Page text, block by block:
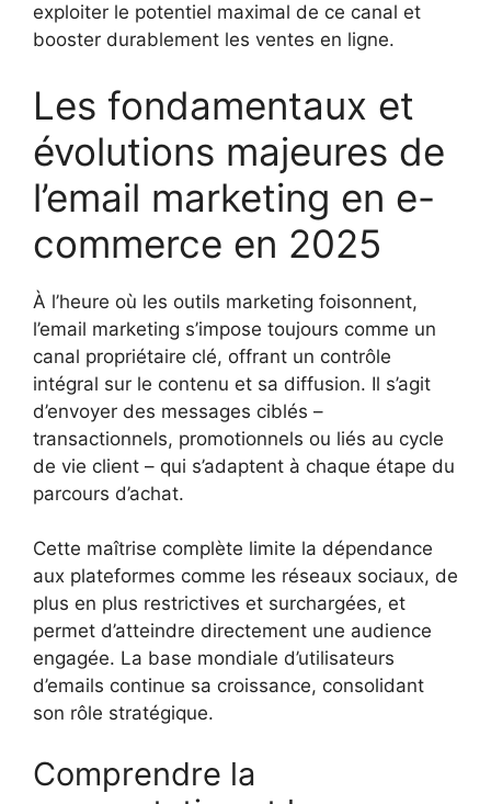
exploiter le potentiel maximal de ce canal et
booster durablement les ventes en ligne.
Les fondamentaux et
évolutions majeures de
l’email marketing en e-
commerce en 2025
À l’heure où les outils marketing foisonnent,
l’email marketing s’impose toujours comme un
canal propriétaire clé, offrant un contrôle
intégral sur le contenu et sa diffusion. Il s’agit
d’envoyer des messages ciblés –
transactionnels, promotionnels ou liés au cycle
de vie client – qui s’adaptent à chaque étape du
parcours d’achat.
Cette maîtrise complète limite la dépendance
aux plateformes comme les réseaux sociaux, de
plus en plus restrictives et surchargées, et
permet d’atteindre directement une audience
engagée. La base mondiale d’utilisateurs
d’emails continue sa croissance, consolidant
son rôle stratégique.
Comprendre la